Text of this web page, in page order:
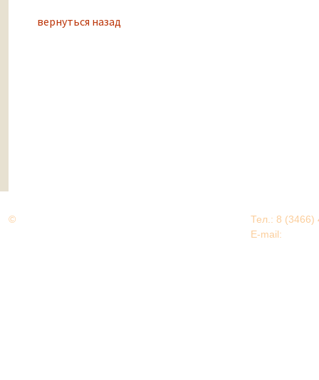
вернуться назад
©
Тел.: 8 (3466)
E-mail: